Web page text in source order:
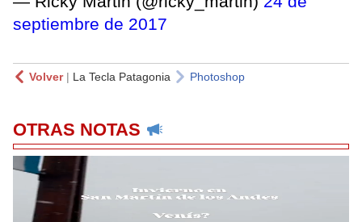
septiembre de 2017
Volver| La Tecla Patagonia Photoshop
OTRAS NOTAS